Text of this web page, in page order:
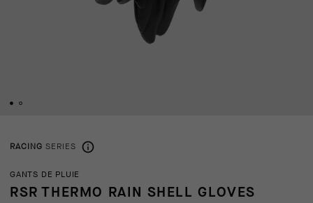
RACING SERIES
GANTS DE PLUIE
RSR THERMO RAIN SHELL GLOVES